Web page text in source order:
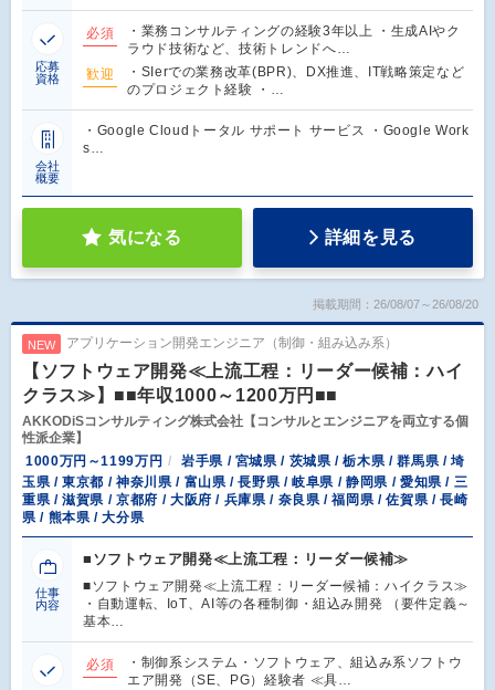
応募
資格
必須
・業務コンサルティングの経験3年以上 ・生成AIやク
ラウド技術など、技術トレンドへ…
歓迎
・SIerでの業務改革(BPR)、DX推進、IT戦略策定など
のプロジェクト経験 ・…
会社
概要
・Google Cloudトータル サポート サービス ・Google Work
s…
気になる 詳細を見る
掲載期間：26/08/07～26/08/20
NEW アプリケーション開発エンジニア（制御・組み込み系）
【ソフトウェア開発≪上流工程：リーダー候補：ハイ
クラス≫】■■年収1000～1200万円■■
AKKODiSコンサルティング株式会社【コンサルとエンジニアを両立する個
性派企業】
1000万円～1199万円
岩手県 / 宮城県 / 茨城県 / 栃木県 / 群馬県 / 埼
玉県 / 東京都 / 神奈川県 / 富山県 / 長野県 / 岐阜県 / 静岡県 / 愛知県 / 三
重県 / 滋賀県 / 京都府 / 大阪府 / 兵庫県 / 奈良県 / 福岡県 / 佐賀県 / 長崎
県 / 熊本県 / 大分県
仕事
内容
■ソフトウェア開発≪上流工程：リーダー候補≫
■ソフトウェア開発≪上流工程：リーダー候補：ハイクラス≫
・自動運転、IoT、AI等の各種制御・組込み開発 （要件定義～
基本…
必須
・制御系システム・ソフトウェア、組込み系ソフトウ
エア開発（SE、PG）経験者 ≪具…